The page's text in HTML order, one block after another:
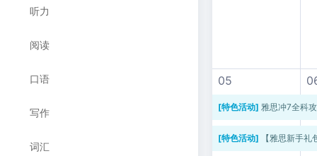
听力
阅读
口语
写作
词汇
05
[特色活动] 【雅思新手礼
[特色活动] 雅思冲7全科